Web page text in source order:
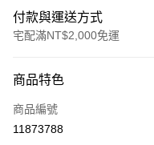
付款與運送方式
宅配滿NT$2,000免運
信用卡一次付款
信用卡分期付款
商品特色
商品編號
11873788